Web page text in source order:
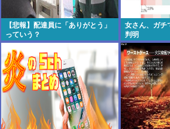
【悲報】配達員に「ありがとう」
っていう？
女さん、ガチ
判明